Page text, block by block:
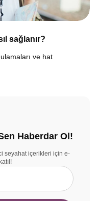
sağlanır?
ve hat
Haberdar Ol!
seyahat içerikleri için e-